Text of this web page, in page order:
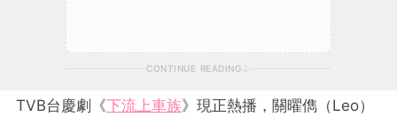
CONTINUE READING
TVB台慶劇《下流上車族》現正熱播，關曜儁（Leo）